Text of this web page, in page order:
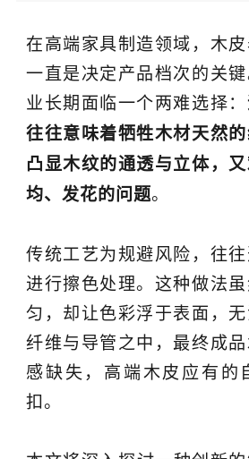
在高端家具制造领域，木
一直是决定产品档次的关
业长期面临一个两难选择：
往往意味着牺牲木材天然
凸显木纹的通透与立体，
均、发花的问题。
传统工艺为规避风险，往
进行擦色处理。这种做法
匀，却让色彩浮于表面，
纤维与导管之中，最终成
感缺失，高端木皮应有的
扣。